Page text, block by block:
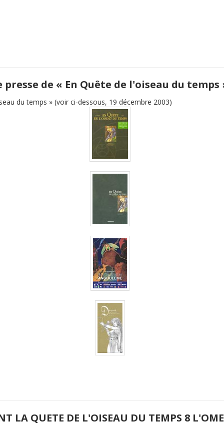
presse de « En Quête de l'oiseau du temps
du temps » (voir ci-dessous, 19 décembre 2003)
LA QUETE DE L'OISEAU DU TEMPS 8